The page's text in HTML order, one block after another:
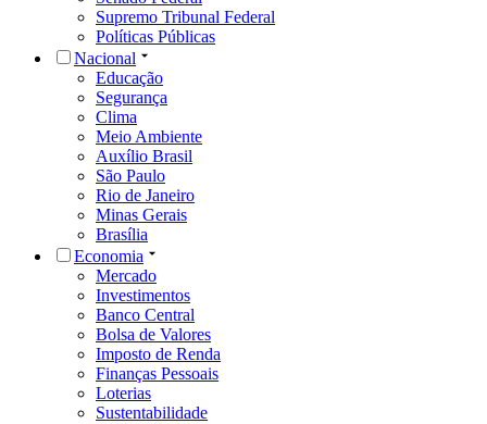
Supremo Tribunal Federal
Políticas Públicas
Nacional
Educação
Segurança
Clima
Meio Ambiente
Auxílio Brasil
São Paulo
Rio de Janeiro
Minas Gerais
Brasília
Economia
Mercado
Investimentos
Banco Central
Bolsa de Valores
Imposto de Renda
Finanças Pessoais
Loterias
Sustentabilidade